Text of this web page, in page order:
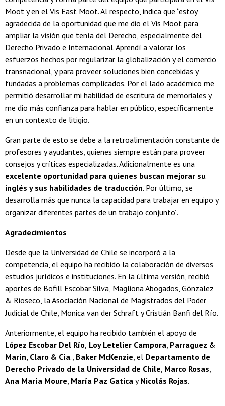
Moot y en el Vis East Moot. Al respecto, indica que “estoy
agradecida de la oportunidad que me dio el Vis Moot para
ampliar la visión que tenía del Derecho, especialmente del
Derecho Privado e Internacional. Aprendí a valorar los
esfuerzos hechos por regularizar la globalización y el comercio
transnacional, y para proveer soluciones bien concebidas y
fundadas a problemas complicados. Por el lado académico me
permitió desarrollar mi habilidad de escritura de memoriales y
me dio más confianza para hablar en público, específicamente
en un contexto de litigio.
Gran parte de esto se debe a la retroalimentación constante de
profesores y ayudantes, quienes siempre están para proveer
consejos y críticas especializadas. Adicionalmente es una
excelente oportunidad para quienes buscan mejorar su
inglés y sus habilidades de traducción. Por último, se
desarrolla más que nunca la capacidad para trabajar en equipo y
organizar diferentes partes de un trabajo conjunto”.
Agradecimientos
Desde que la Universidad de Chile se incorporó a la
competencia, el equipo ha recibido la colaboración de diversos
estudios jurídicos e instituciones. En la última versión, recibió
aportes de Bofill Escobar Silva, Magliona Abogados, Gónzalez
& Rioseco, la Asociación Nacional de Magistrados del Poder
Judicial de Chile, Monica van der Schraft y Cristián Banfi del Río.
Anteriormente, el equipo ha recibido también el apoyo de
López Escobar Del Río Loy Letelier Campora Parraguez &
Marín, Claro & Cía., Baker McKenzie , el Departamento de
Derecho Privado de la Universidad de Chile Marco Rosas
Ana María Moure María Paz Gatica yNicolás Rojas.